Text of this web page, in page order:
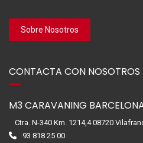
Sobre Nosotros
CONTACTA CON NOSOTROS
M3 CARAVANING
Ctra. N-340 Km. 1214,4 08720
93 818 25 00